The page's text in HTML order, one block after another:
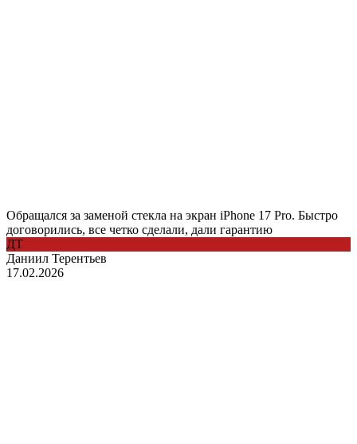
Обращался за заменой стекла на экран iPhone 17 Pro. Быстро
договорились, все четко сделали, дали гарантию
ДТ
Даниил Терентьев
17.02.2026